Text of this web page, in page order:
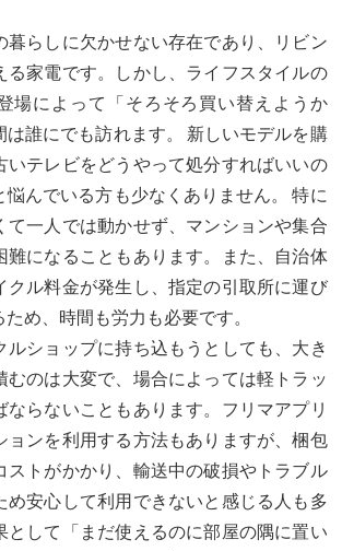
暮らしに欠かせない存在であり、リビン
る家電です。しかし、ライフスタイルの
場によって「そろそろ買い替えようか
は誰にでも訪れます。 新しいモデルを購
いテレビをどうやって処分すればいいの
悩んでいる方も少なくありません。 特に
て一人では動かせず、マンションや集合
難になることもあります。また、自治体
クル料金が発生し、指定の引取所に運び
め、時間も労力も必要です。
ルショップに持ち込もうとしても、大き
むのは大変で、場合によっては軽トラッ
ならないこともあります。フリマアプリ
ョンを利用する方法もありますが、梱包
ストがかかり、輸送中の破損やトラブル
め安心して利用できないと感じる人も多
として「まだ使えるのに部屋の隅に置い